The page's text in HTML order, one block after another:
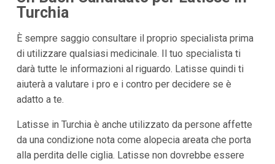
Turchia
È sempre saggio consultare il proprio specialista prima
di utilizzare qualsiasi medicinale. Il tuo specialista ti
darà tutte le informazioni al riguardo. Latisse quindi ti
aiuterà a valutare i pro e i contro per decidere se è
adatto a te.
Latisse in Turchia è anche utilizzato da persone affette
da una condizione nota come alopecia areata che porta
alla perdita delle ciglia. Latisse non dovrebbe essere